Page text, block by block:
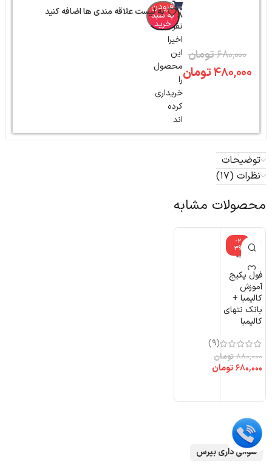
۶۸۰,۰۰۰تومان
۴۸۰,۰۰۰تومان
افزودن
به سبد
خرید
8
نفر
اخیرا
این
محصول
را
خریداری
کرده
اند
به لیست علاقه مندی ها اضافه کنید
توضیحات
نظرات (17)
محصولات مشابه
-2
3%
فول پکیج
آموزش
کالیمبا +
بانک نتهای
کالیمبا
(9)
۸۸۰,۰۰۰ تومان
۶۸۰,۰۰۰تومان
سوالی داری بپرس